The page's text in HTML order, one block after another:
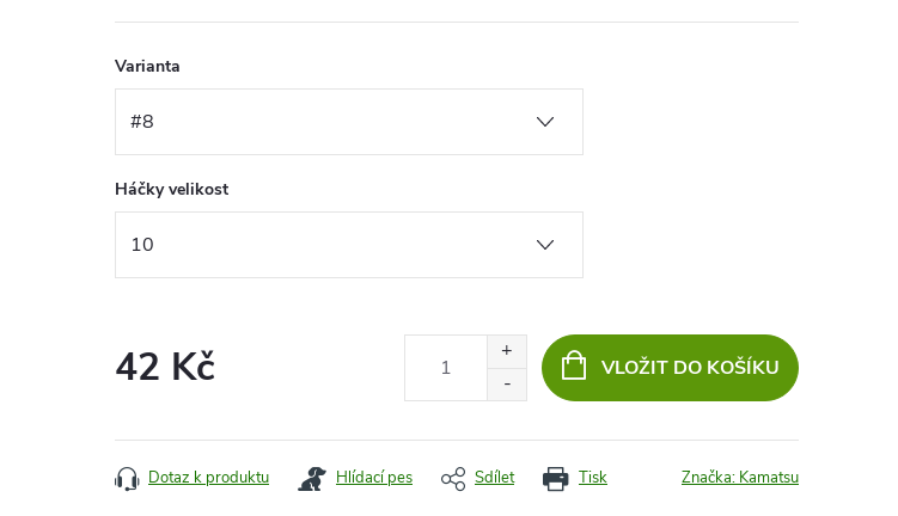
Varianta
Háčky velikost
42 Kč VLOŽIT DO KOŠÍKU
Tisk
Dotaz k produktu Hlídací pes Sdílet Značka: Kamatsu